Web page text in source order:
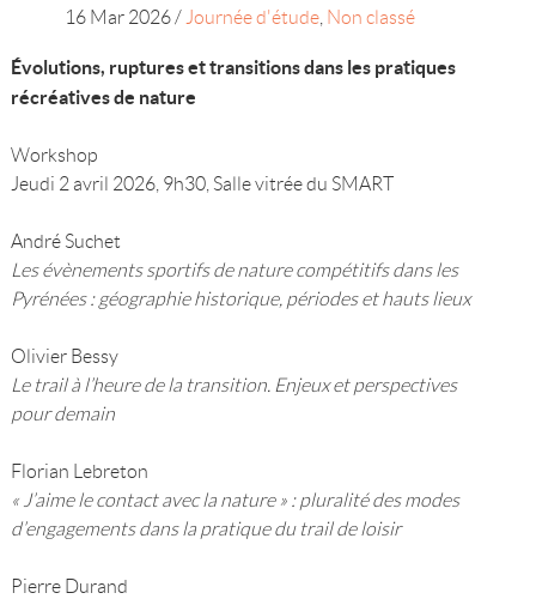
16 Mar 2026/ Journée d'étude, Non classé
Évolutions, ruptures et transitions dans les pratiques
récréatives de nature
Workshop
Jeudi 2 avril 2026, 9h30, Salle vitrée du SMART
André Suchet
Les évènements sportifs de nature compétitifs dans les
Pyrénées : géographie historique, périodes et hauts lieux
Olivier Bessy
Le trail à l’heure de la transition. Enjeux et perspectives
pour demain
Florian Lebreton
« J’aime le contact avec la nature » : pluralité des modes
d’engagements dans la pratique du trail de loisir
Pierre Durand